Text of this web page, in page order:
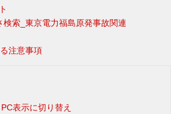
索_東京電力福島原発事故関連
注意事項
PC表示に切り替え